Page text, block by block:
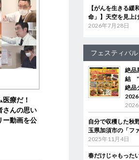
医療だ！
さんの思い
ー動画を公
【がんを生きる緩
命」】天空を見上
2026年7月28日
フェスティバル
絶品
結 “
絶品
自分で収穫した秋
玉県加須市の「フ
2025年11月4日
春だけじゃもった